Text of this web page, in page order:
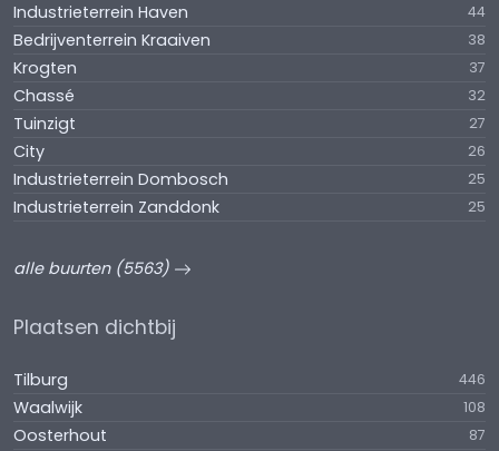
Industrieterrein Haven 44
Bedrijventerrein Kraaiven 38
Krogten 37
Chassé 32
Tuinzigt 27
City 26
Industrieterrein Dombosch 25
Industrieterrein Zanddonk 25
alle buurten (5563)
Plaatsen dichtbij
Tilburg 446
Waalwijk 108
Oosterhout 87